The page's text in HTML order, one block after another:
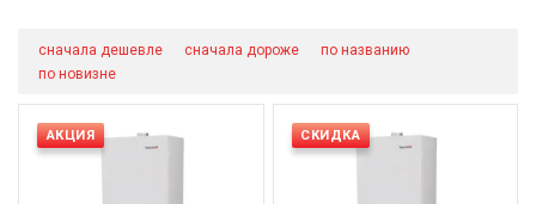
сначала дешевле сначала дороже
по названию
по новизне
АКЦИЯ СКИДКА